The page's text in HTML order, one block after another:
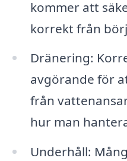
kommer att
korrekt från
Dränering:
avgörande för
från
hur man
Underhåll: